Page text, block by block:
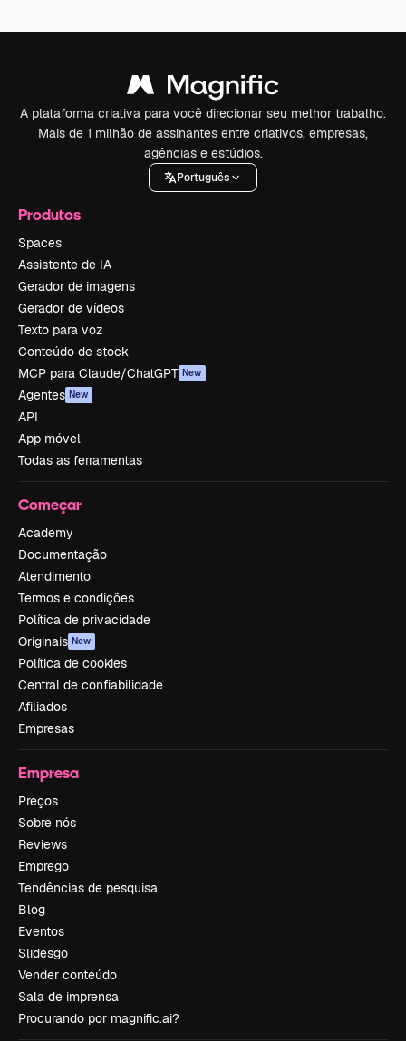
A plataforma criativa para você direcionar seu melhor trabalho.
Mais de 1 milhão de assinantes entre criativos, empresas,
agências e estúdios.
Português
Produtos
Spaces
Assistente de IA
Gerador de imagens
Gerador de vídeos
Texto para voz
Conteúdo de stock
MCP para Claude/ChatGPT New
Agentes New
API
App móvel
Todas as ferramentas
Começar
Academy
Documentação
Atendimento
Termos e condições
Política de privacidade
Originais New
Política de cookies
Central de confiabilidade
Afiliados
Empresas
Empresa
Preços
Sobre nós
Reviews
Emprego
Tendências de pesquisa
Blog
Eventos
Slidesgo
Vender conteúdo
Sala de imprensa
Procurando por magnific.ai?